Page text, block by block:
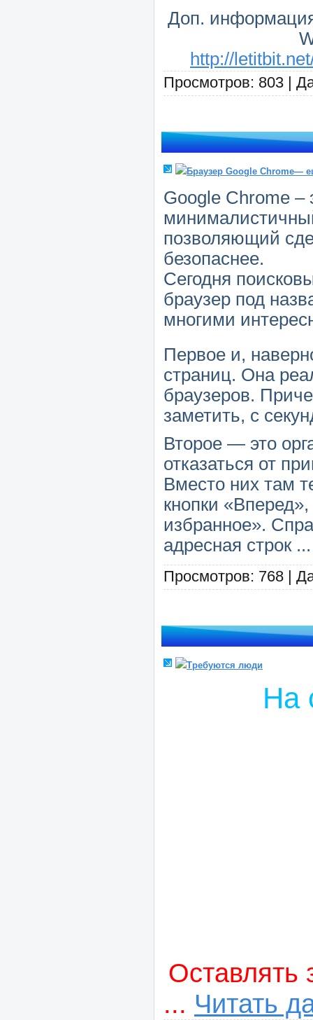
Доп.
http://
Просмотров: 803 |
Браузер Google Chrome—
Google Chrome –
позволяющий
безопаснее.
Сегодня
браузер под
многими
Первое и,
страниц. Она
браузеров.
заметить, с
Второе — это
отказаться от
Вместо них там
кнопки
избранное».
адресная строк
Просмотров: 768 |
Требуются люди
На
Оставлять
... Читать